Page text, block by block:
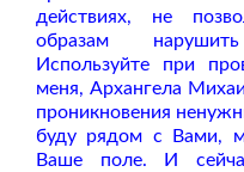
действиях, не
образам
Используйте при
меня, Архангела
проникновения
буду рядом с Вами,
Ваше поле. И